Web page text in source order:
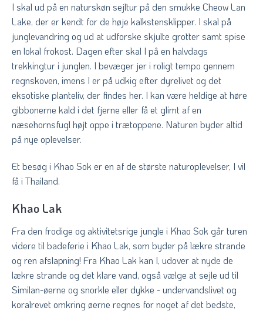
I skal ud på en naturskøn sejltur på den smukke Cheow Lan
Lake, der er kendt for de høje kalkstensklipper. I skal på
junglevandring og ud at udforske skjulte grotter samt spise
en lokal frokost. Dagen efter skal I på en halvdags
trekkingtur i junglen. I bevæger jer i roligt tempo gennem
regnskoven, imens I er på udkig efter dyrelivet og det
eksotiske planteliv, der findes her. I kan være heldige at høre
gibbonerne kald i det fjerne eller få et glimt af en
næsehornsfugl højt oppe i trætoppene. Naturen byder altid
på nye oplevelser.
Et besøg i Khao Sok er en af de største naturoplevelser, I vil
få i Thailand.
Khao Lak
Fra den frodige og aktivitetsrige jungle i Khao Sok går turen
videre til badeferie i Khao Lak, som byder på lækre strande
og ren afslapning! Fra Khao Lak kan I, udover at nyde de
lækre strande og det klare vand, også vælge at sejle ud til
Similan-øerne og snorkle eller dykke - undervandslivet og
koralrevet omkring øerne regnes for noget af det bedste,